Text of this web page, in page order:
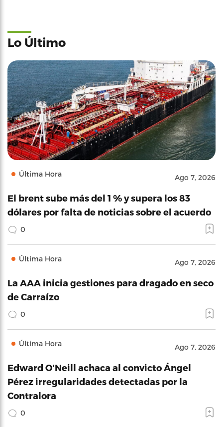
Lo Último
Última Hora Ago 7, 2026
El brent sube más del 1 % y supera los 83
dólares por falta de noticias sobre el acuerdo
0
Última Hora Ago 7, 2026
La AAA inicia gestiones para dragado en seco
de Carraízo
0
Última Hora Ago 7, 2026
Edward O'Neill achaca al convicto Ángel
Pérez irregularidades detectadas por la
Contralora
0